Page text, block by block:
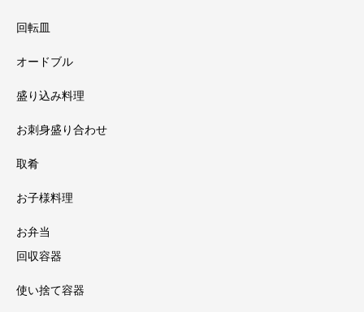
回転皿
オードブル
盛り込み料理
お刺身盛り合わせ
取肴
お子様料理
お弁当
回収容器
使い捨て容器